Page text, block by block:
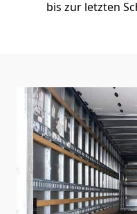
bis zur letzten